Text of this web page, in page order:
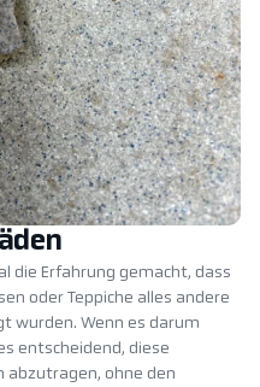
die Erfahrung gemacht, dass
oder Teppiche alles andere
wurden. Wenn es darum
entscheidend, diese
abzutragen, ohne den